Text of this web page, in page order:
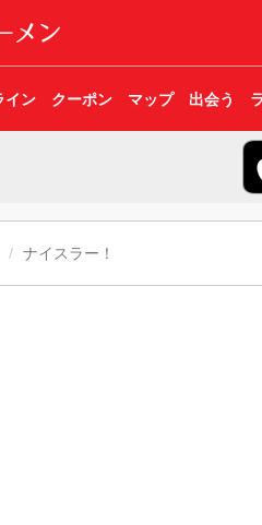
イン クーポン マップ 出会う
ナイスラー！